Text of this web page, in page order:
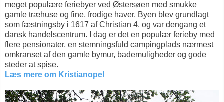
meget populære feriebyer ved Østersøen med smukke
gamle træhuse og fine, frodige haver. Byen blev grundlagt
som fæstningsby i 1617 af Christian 4. og var dengang et
dansk handelscentrum. I dag er det en populær ferieby med
flere pensionater, en stemningsfuld campingplads nærmest
omkranset af den gamle bymur, bademuligheder og gode
steder at spise.
Læs mere om Kristianopel